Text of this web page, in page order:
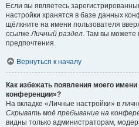
Если вы являетесь
настройки хранятся в базе данных
щёлкните на имени пользователя
ссылкеЛичный раздел. Там вы можете
предпочтения.
Вернуться к началу
Как избежать появления моего
конференции»?
На вкладке «Личные настройки» в
Скрывать моё пребывание на
видны только администраторам,